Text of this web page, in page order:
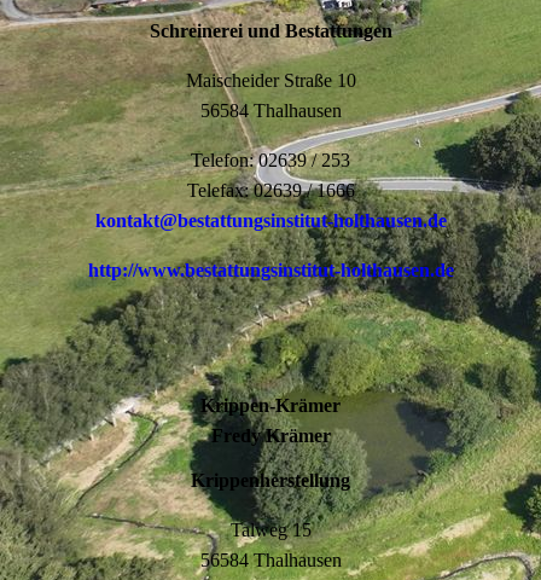
Schreinerei und Bestattungen
Maischeider Straße 10
56584 Thalhausen
Telefon: 02639 / 253
Telefax: 02639 / 1666
kontakt@bestattungsinstitut-holthausen.de
http://www.bestattungsinstitut-holthausen.de
Krippen-Krämer
Fredy Krämer
Krippenherstellung
Talweg 15
56584 Thalhausen